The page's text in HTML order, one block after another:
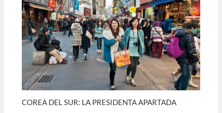
COREA DEL SUR: LA PRESIDENTA APARTADA